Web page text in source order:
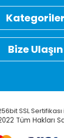
Kategoriler
Bize Ulaşın
SSL
Tüm Hakları